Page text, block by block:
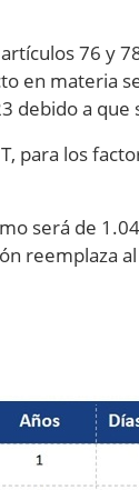
76 y
en materia
debido a
para los
será de
reemplaza